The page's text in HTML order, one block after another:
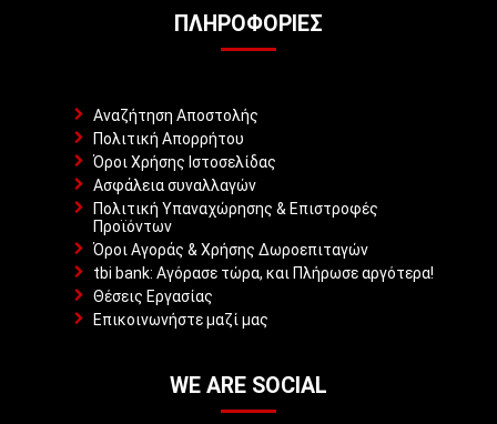
ΠΛΗΡΟΦΟΡΊΕΣ
Αναζήτηση Αποστολής
Πολιτική Απορρήτου
Όροι Χρήσης Ιστοσελίδας
Ασφάλεια συναλλαγών
Πολιτική Υπαναχώρησης & Επιστροφές
Προϊόντων
Όροι Αγοράς & Χρήσης Δωροεπιταγών
tbi bank: Αγόρασε τώρα, και Πλήρωσε αργότερα!
Θέσεις Εργασίας
Επικοινωνήστε μαζί μας
WE ARE SOCIAL